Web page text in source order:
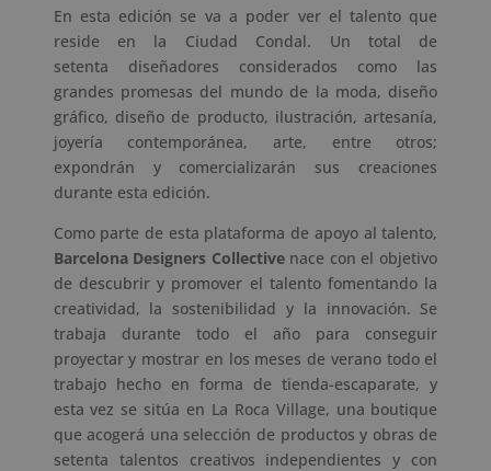
En esta edición se va a poder ver el talento que
reside en la Ciudad Condal. Un total de
setenta diseñadores considerados como las
grandes promesas del mundo de la moda, diseño
gráfico, diseño de producto, ilustración, artesanía,
joyería contemporánea, arte, entre otros;
expondrán y comercializarán sus creaciones
durante esta edición.
Como parte de esta plataforma de apoyo al talento,
Barcelona Designers Collectivenace con el objetivo
de descubrir y promover el talento fomentando la
creatividad, la sostenibilidad y la innovación. Se
trabaja durante todo el año para conseguir
proyectar y mostrar en los meses de verano todo el
trabajo hecho en forma de tienda-escaparate, y
esta vez se sitúa en La Roca Village, una boutique
que acogerá una selección de productos y obras de
setenta talentos creativos independientes y con